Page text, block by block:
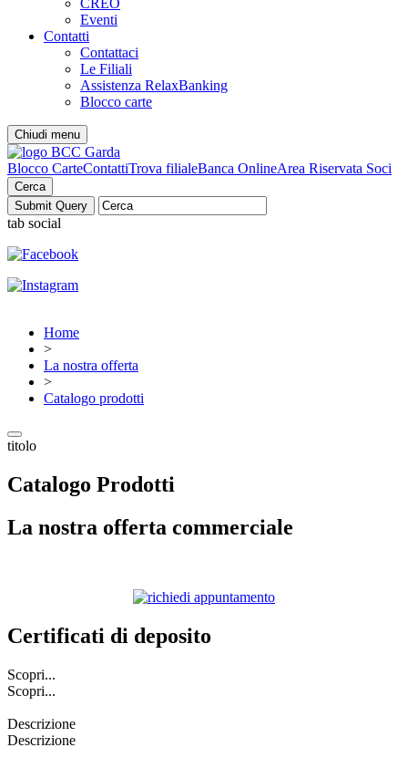
CREO
Eventi
Contatti
Contattaci
Le Filiali
Assistenza RelaxBanking
Blocco carte
Chiudi menu
Blocco CarteContattiTrova filialeBanca OnlineArea Riservata Soci
Cerca
tab social
Home
>
La nostra offerta
>
Catalogo prodotti
titolo
Catalogo Prodotti
La nostra offerta commerciale
Certificati di deposito
Scopri...
Scopri...
Descrizione
Descrizione